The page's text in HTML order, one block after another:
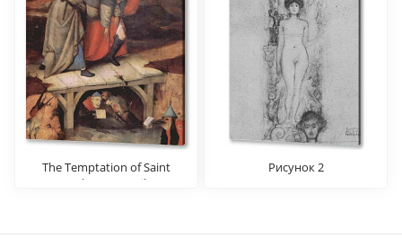
The Temptation of Saint
Anthony (Detail)
Рисунок 2